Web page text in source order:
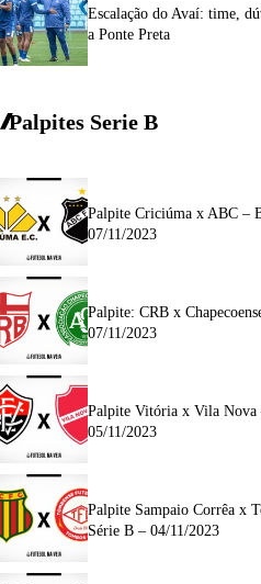
Escalação do Avaí: time,
a Ponte Preta
Palpites Serie B
Palpite Criciúma x ABC –
07/11/2023
Palpite: CRB x
07/11/2023
Palpite Vitória x Vila Nova
05/11/2023
Palpite Sampaio Corrêa x
Série B – 04/11/2023